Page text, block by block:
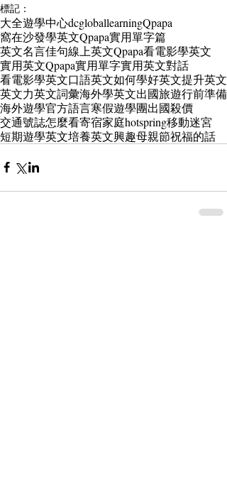
標記：
大全遊學中心dcgloballearningQpapa
窩在沙發學英文Qpapa實用單字篇
英文名言佳句線上英文Qpapa看電影學英文
實用英文Qpapa實用單字實用英文對話
看電影學英文口語英文如何學好英文提升英文
英文力英文詞彙海外學英文出國旅遊行前準備
海外遊學官方語言寒假遊學團出國殺價
交通號誌怎麼看寄宿家庭hotspring移動迷宮
短期遊學英文培養英文興趣母親節祝福的話